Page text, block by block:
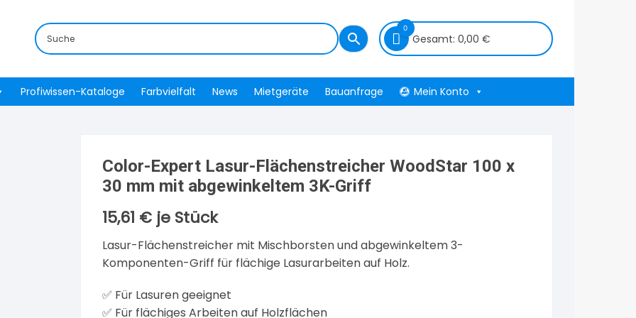
0
Gesamt: 0,00 €
Profiwissen-Kataloge Farbvielfalt News Mietgeräte Bauanfrage Mein Konto
Color-Expert Lasur-Flächenstreicher WoodStar 100 x
30 mm mit abgewinkeltem 3K-Griff
15,61 € je Stück
Lasur-Flächenstreicher mit Mischborsten und abgewinkeltem 3-
Komponenten-Griff für flächige Lasurarbeiten auf Holz.
✅ Für Lasuren geeignet
✅ Für flächiges Arbeiten auf Holzflächen